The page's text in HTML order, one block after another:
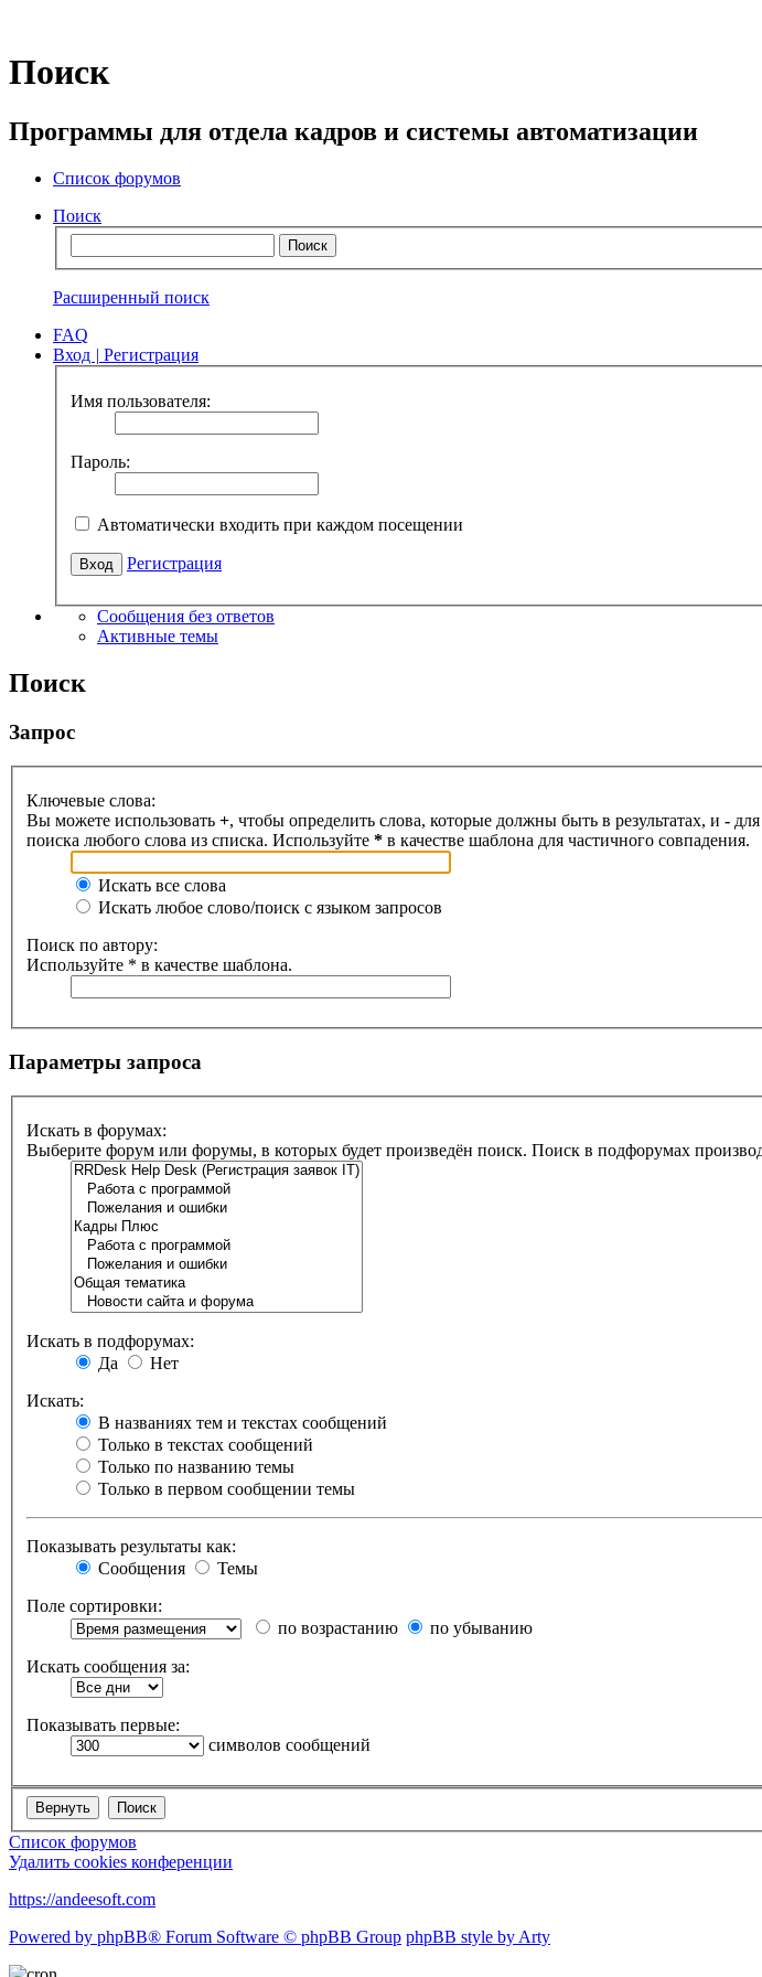
Поиск
Программы для отдела кадров и системы автоматизации
Список форумов
Поиск
Расширенный поиск
FAQ
Вход | Регистрация
Имя пользователя:
Пароль:
Автоматически входить при каждом посещении
Регистрация
Сообщения без ответов
Активные темы
Поиск
Запрос
Ключевые слова:
Вы можете использовать +, чтобы определить слова, которые должны быть в результатах, и -
поиска любого слова из списка. Используйте * в качестве шаблона для частичного совпадения.
Искать все слова
Искать любое слово/поиск с языком запросов
Поиск по автору:
Используйте * в качестве шаблона.
Параметры запроса
Искать в форумах:
Выберите форум или форумы, в которых будет произведён поиск. Поиск в подфорумах
Искать в подфорумах:
Да
Нет
Искать:
В названиях тем и текстах сообщений
Только в текстах сообщений
Только по названию темы
Только в первом сообщении темы
Показывать результаты как:
Сообщения
Темы
Поле сортировки:
по возрастанию
по убыванию
Искать сообщения за:
Показывать первые:
символов сообщений
Список форумов
Удалить cookies конференции
https://andeesoft.com
Powered by phpBB® Forum Software © phpBB Group phpBB style by Arty